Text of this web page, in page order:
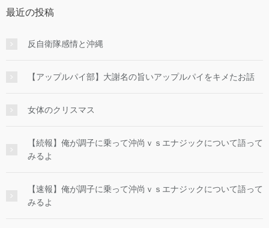
最近の投稿
反自衛隊感情と沖縄
【アップルパイ部】大謝名の旨いアップルパイをキメたお話
女体のクリスマス
【続報】俺が調子に乗って沖尚ｖｓエナジックについて語って
みるよ
【速報】俺が調子に乗って沖尚ｖｓエナジックについて語って
みるよ